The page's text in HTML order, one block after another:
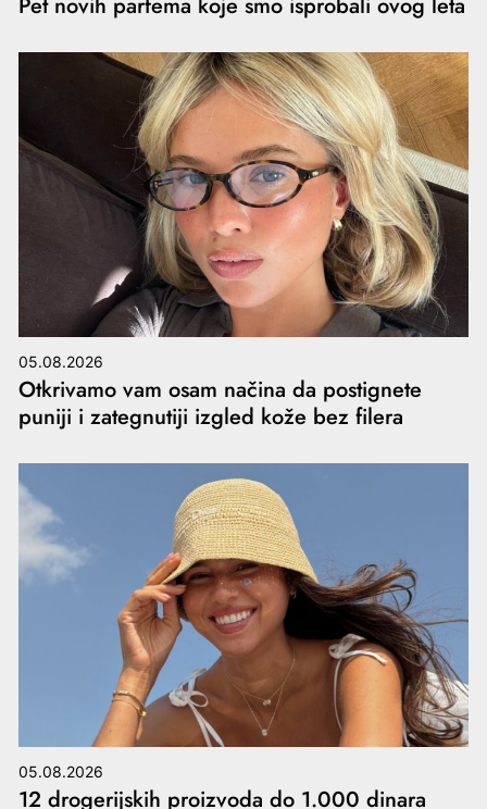
Pet novih parfema koje smo isprobali ovog leta
05.08.2026
Otkrivamo vam osam načina da postignete
puniji i zategnutiji izgled kože bez filera
05.08.2026
12 drogerijskih proizvoda do 1.000 dinara